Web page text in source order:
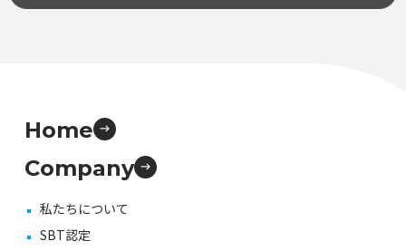
Home
Company
私たちについて
SBT認定